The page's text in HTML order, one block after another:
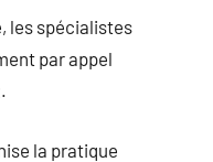
les spécialistes
par appel
la pratique